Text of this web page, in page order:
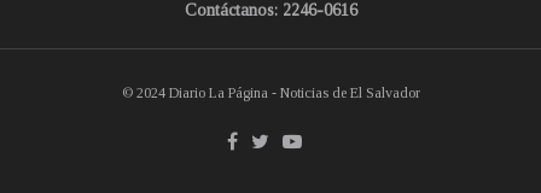
Contáctanos: 2246-0616
© 2024 Diario La Página - Noticias de El Salvador